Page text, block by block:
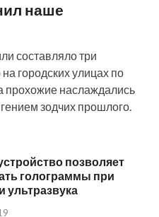
наше
составляло три
городских улицах по
прохожие наслаждались
зодчих прошлого.
позволяет
голограммы при
ультразвука